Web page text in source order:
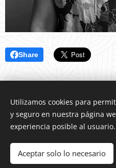
Share
Creado con
¡Crea tu página web
Utilizamos cookies para
y seguro en nuestra página
experiencia posible al usuario.
Aceptar solo lo necesario